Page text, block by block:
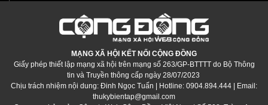
MẠNG XÃ HỘI KẾT NỐI CỘNG ĐỒNG
Giấy phép thiết lập mạng xã hội trên mạng số 263/GP-BTTTT do Bộ Thông
tin và Truyền thông cấp ngày 28/07/2023
Chịu trách nhiệm nội dung: Đinh Ngọc Tuấn | Hotline: 0904.894.444 | Email:
thukybientap@gmail.com